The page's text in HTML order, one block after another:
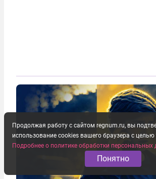
Продолжая работу с сайтом regnum.ru, вы
использование cookies вашего браузера с
Подробнее о политике обработки персональных
Понятно